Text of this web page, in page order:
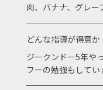
肉、バナナ、グレー
どんな指導が得意か
ジークンドー5年や
フーの勉強もしてい